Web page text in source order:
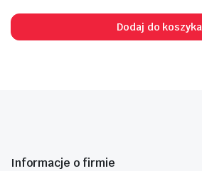
Dodaj do koszyka
Informacje o firmie